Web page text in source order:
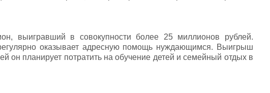
выигравший в совокупности более 25 миллионов рублей.
оказывает адресную помощь нуждающимся. Выигрыш
он планирует потратить на обучение детей и семейный отдых в